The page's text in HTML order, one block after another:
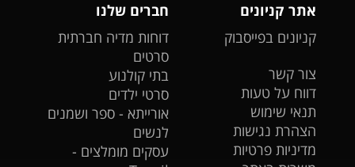
אתר קניונים
קניונים בפייסבוק
צור קשר
דווח על טעות
תנאי שימוש
הצהרת נגישות
מדיניות פרטיות
חברים שלנו
דוחות מדיה חברתית
סרטים
בתי קולנוע
סרטי ילדים
אורייתא - ספר ושמנים
לנשים
עסקים מומלצים -